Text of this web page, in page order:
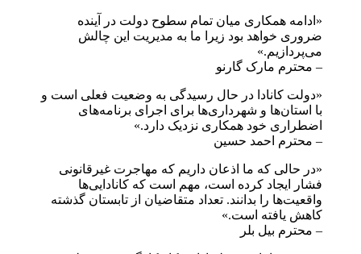
«ادامه همکاری میان تمام سطوح دولت در آینده
ضروری خواهد بود زیرا ما به مدیریت این چالش
می‌پردازیم.»
– محترم مارک گارنو
«دولت کانادا در حال رسیدگی به وضعیت فعلی است و
با استان‌ها و شهرداری‌ها برای اجرای برنامه‌های
اضطراری خود همکاری نزدیک دارد.»
– محترم احمد حسین
«در حالی که ما اذعان داریم که مهاجرت غیرقانونی
فشار ایجاد کرده است، مهم است که کانادایی‌ها
واقعیت‌ها را بدانند. تعداد متقاضیان از تابستان گذشته
کاهش یافته است.»
– محترم بیل بلر